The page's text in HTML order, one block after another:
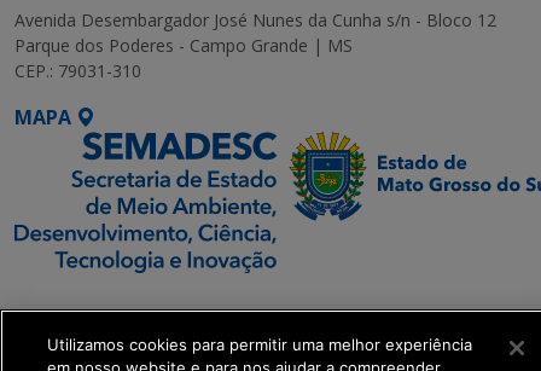
Avenida Desembargador José Nunes da Cunha s/n - Bloco 12
Parque dos Poderes - Campo Grande | MS
CEP.: 79031-310
MAPA
SETDIG | Secretaria-
Executiva de
Transformação Digital
Utilizamos cookies para permitir uma melhor experiência